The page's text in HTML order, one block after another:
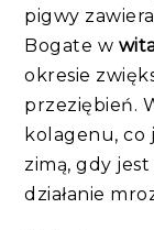
pigwy
Bogate w
okresie
przeziębień.
kolagenu, co
zimą, gdy
działanie